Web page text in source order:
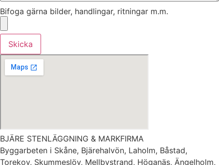
Bifoga gärna bilder, handlingar, ritningar m.m.
Skicka
BJÄRE STENLÄGGNING & MARKFIRMA
Byggarbeten i Skåne, Bjärehalvön, Laholm, Båstad,
Torekov, Skummeslöv, Mellbystrand, Höganäs, Ängelholm,